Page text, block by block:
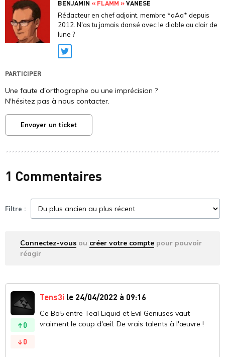
BENJAMIN « FLAMM »VANESE
Rédacteur en chef adjoint, membre *aAa* depuis
2012. N'as tu jamais dansé avec le diable au clair de
lune ?
Twitter
PARTICIPER
Une faute d'orthographe ou une imprécision ?
N'hésitez pas à nous contacter.
Envoyer un ticket
1 Commentaires
Filtre :
Connectez-vous ou créer votre compte pour pouvoir
réagir
0
0
Tens3i le 24/04/2022 à 09:16
Ce Bo5 entre Teal Liquid et Evil Geniuses vaut
vraiment le coup d'œil. De vrais talents à l'œuvre !